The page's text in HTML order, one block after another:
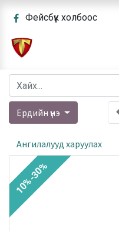
Фейсбүүк холбоос
Ердийн үнэ
Ангилалууд харуулах
10%-30%